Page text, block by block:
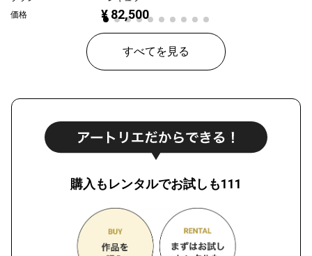
価格
¥ 82,500
すべてを見る
購入もレンタルでお試しも111